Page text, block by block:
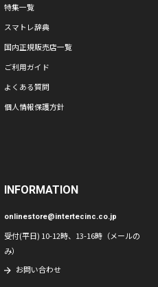
特集一覧
スマトレ辞典
国内正規販売店一覧
ご利用ガイド
よくある質問
個人情報保護方針
INFORMATION
onlinestore@intertecinc.co.jp
受付(平日) 10-12時、13-16時（メールの
み）
お問い合わせ